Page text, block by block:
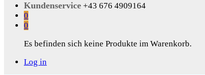
Kundenservice +43 676 4909164
0
0
Es befinden sich keine Produkte im Warenkorb.
Log in